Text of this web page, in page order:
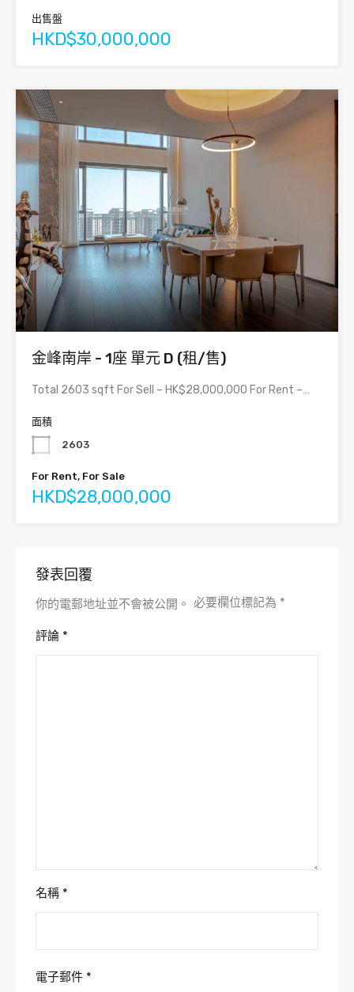
出售盤
HKD$30,000,000
金峰南岸 - 1座 單元 D (租/售)
Total 2603 sqft For Sell – HK$28,000,000 For Rent –…
面積
2603
For Rent, For Sale
HKD$28,000,000
發表回覆
你的電郵地址並不會被公開。 必要欄位標記為 *
評論 *
名稱 *
電子郵件 *